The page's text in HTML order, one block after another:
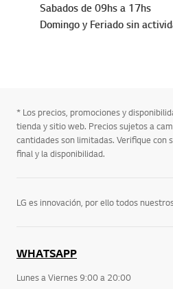
Sabados de 09hs a 17hs
Domingo y Feriado sin
* Los precios, promociones y
tienda y sitio web. Precios sujetos a
cantidades son limitadas. Verifique con
final y la disponibilidad.
WHATSAPP
Lunes a Viernes 9:00 a 20:00